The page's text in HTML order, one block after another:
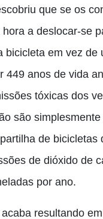
que se os
a deslocar-se
bicicleta em vez de
449 anos de vida
tóxicas dos
são
de bicicletas
de dióxido de
por ano.
resultando em